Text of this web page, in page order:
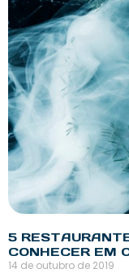
5
CONHECER EM
14 de outubro de 2019